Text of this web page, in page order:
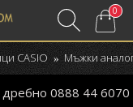
0
CASIO Мъжки
0888 44 6070